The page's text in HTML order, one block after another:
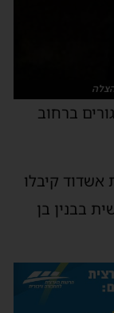
ברחוב
קיבלו
בן